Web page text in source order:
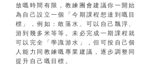
放嘅時間有限，教練團會建議你一開始
為自己設立一個「今期課程想達到嘅目
標」，例如：敢落水、可以自己飄浮、
游到幾多米等等。未必完成一期課程就
可以完全「學識游水」，但可按自己個
人能力同教練嘅專業建議，逐步調整同
提升自己嘅目標。